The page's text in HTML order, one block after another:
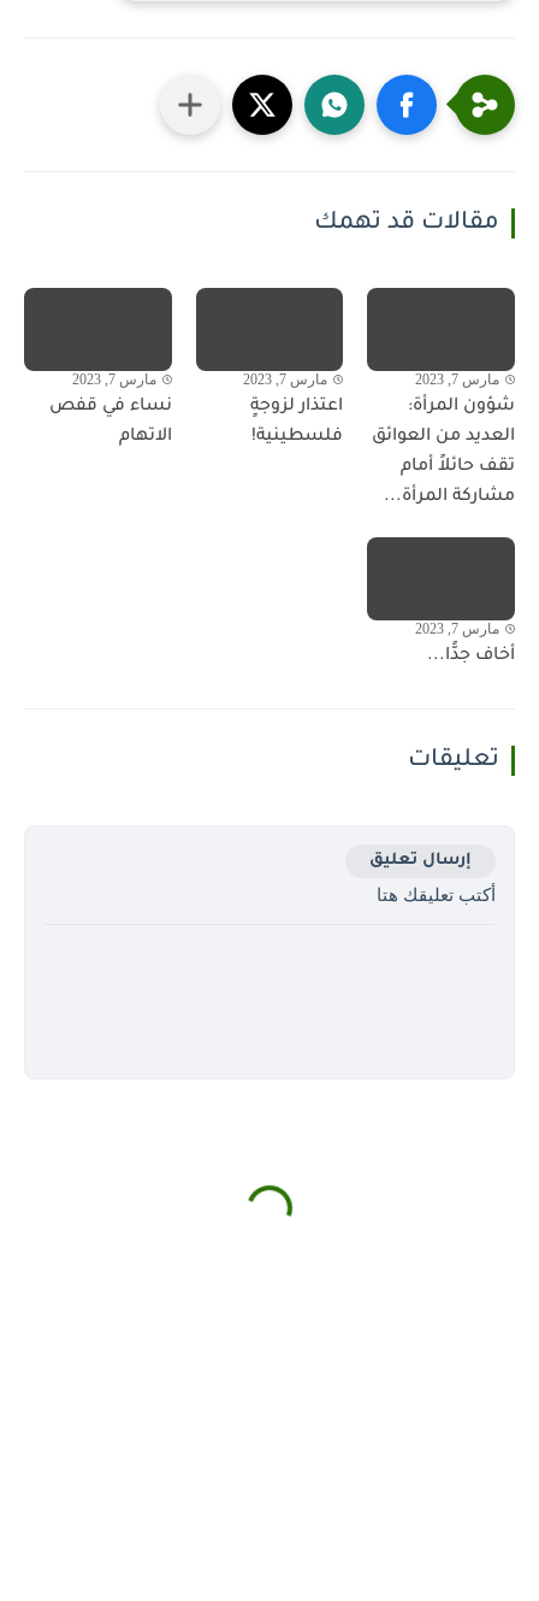
مقالات قد تهمك
مارس 7, 2023
شؤون المرأة:
العديد من العوائق
تقف حائلاً أمام
مشاركة المرأة...
مارس 7, 2023
اعتذار لزوجةٍ
فلسطينية!
مارس 7, 2023
نساء في قفص
الاتهام
مارس 7, 2023
أخاف جدًّا...
تعليقات
إرسال تعليق
أكتب تعليقك هتا